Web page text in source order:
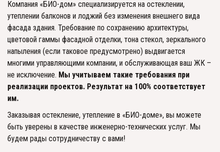
Компания «БИО-дом» специализируется на остеклении,
утеплении балконов и лоджий без изменения внешнего вида
фасада здания. Требование по сохранению архитектуры,
цветовой гаммы фасадной отделки, тона стекол, зеркального
напыления (если таковое предусмотрено) выдвигается
многими управляющими компании, и обслуживающая ваш ЖК –
не исключение. Мы учитываем такие требования при
реализации проектов. Результат на 100% соответствует
им.
Заказывая остекление, утепление в «БИО-доме», вы можете
быть уверены в качестве инженерно-технических услуг. Мы
будем рады сотрудничеству с вами!